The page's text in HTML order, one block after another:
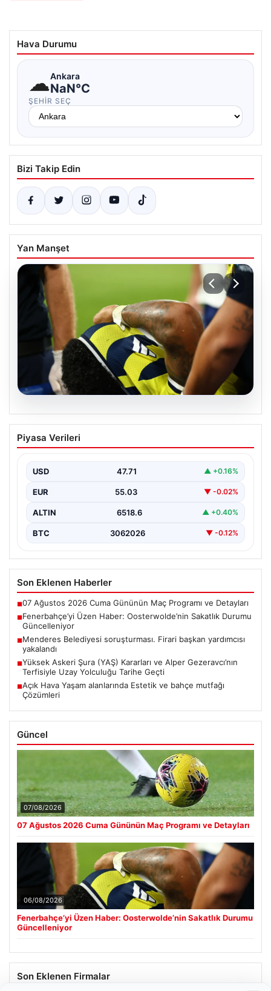
Hava Durumu
☁Ankara
NaN°C
ŞEHIR SEÇ
Bizi Takip Edin
Yan Manşet
Fenerbahçe’yi Üzen Haber:
Oosterwolde’nin Sakatlık Durumu
Fenerbahçe futbol ailesi, geçtiğimiz günlerde oynanan
Piyasa Verileri
USD 47.71 ▲ +0.16%
EUR 55.03 ▼ -0.02%
ALTIN 6518.6 ▲ +0.40%
BTC 3062026 ▼ -0.12%
Son Eklenen Haberler
■07 Ağustos 2026 Cuma Gününün Maç Programı ve Detayları
■Fenerbahçe’yi Üzen Haber: Oosterwolde’nin Sakatlık Durumu
Güncelleniyor
■Menderes Belediyesi soruşturması. Firari başkan yardımcısı
yakalandı
■Yüksek Askeri Şura (YAŞ) Kararları ve Alper Gezeravcı’nın
Terfisiyle Uzay Yolculuğu Tarihe Geçti
■Açık Hava Yaşam alanlarında Estetik ve bahçe mutfağı
Çözümleri
Güncel
07/08/2026
07 Ağustos 2026 Cuma Gününün Maç Programı ve Detayları
06/08/2026
Fenerbahçe’yi Üzen Haber: Oosterwolde’nin Sakatlık Durumu
Güncelleniyor
Son Eklenen Firmalar